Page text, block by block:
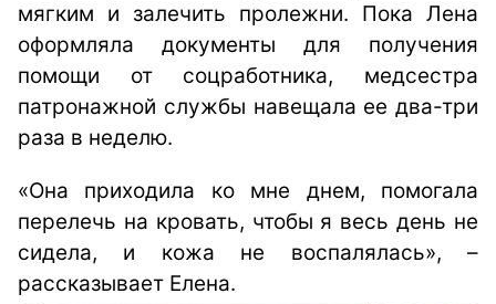
мягким и залечить пролежни. Пока Лена
оформляла документы для получения
помощи от соцработника, медсестра
патронажной службы навещала ее два-три
раза в неделю.
«Она приходила ко мне днем, помогала
перелечь на кровать, чтобы я весь день не
сидела, и кожа не воспалялась», –
рассказывает Елена.